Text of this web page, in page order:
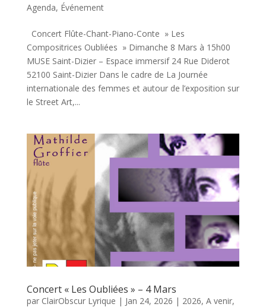
Agenda, Événement
Concert Flûte-Chant-Piano-Conte » Les
Compositrices Oubliées » Dimanche 8 Mars à 15h00
MUSE Saint-Dizier – Espace immersif 24 Rue Diderot
52100 Saint-Dizier Dans le cadre de La Journée
internationale des femmes et autour de l’exposition sur
le Street Art,...
Concert « Les Oubliées » – 4 Mars
par ClairObscur Lyrique | Jan 24, 2026 | 2026, A venir,